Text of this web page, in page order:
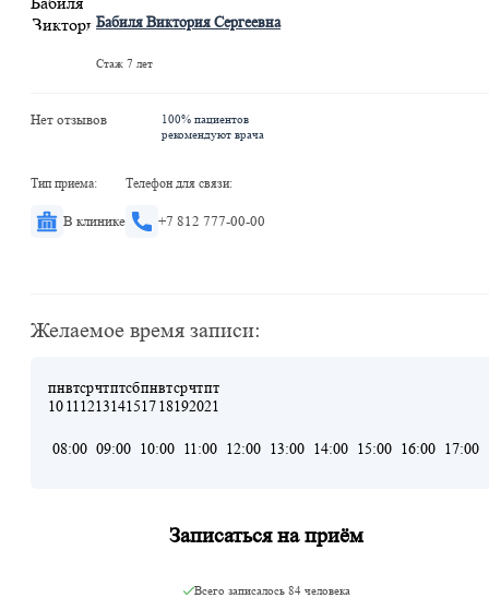
Бабиля Виктория Сергеевна
Стаж 7 лет
Нет отзывов
100% пациентов
рекомендуют врача
Тип приема:
В клинике
Телефон для связи:
+7 812 777-00-00
Желаемое время записи:
пн
10
вт
11
ср
12
чт
13
пт
14
сб
15
пн
17
вт
18
ср
19
чт
20
пт
21
08:00 09:00 10:00 11:00 12:00 13:00 14:00 15:00 16:00 17:00
Записаться на приём
Всего записалось84 человека